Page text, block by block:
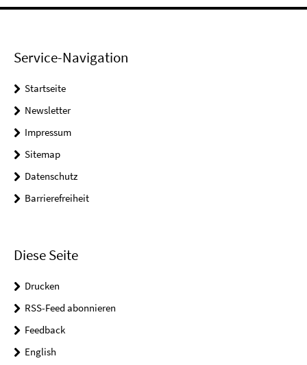
Service-Navigation
Startseite
Newsletter
Impressum
Sitemap
Datenschutz
Barrierefreiheit
Diese Seite
Drucken
RSS-Feed abonnieren
Feedback
English